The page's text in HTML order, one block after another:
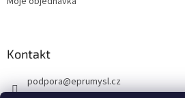
Kontakt
podpora@eprumysl.cz